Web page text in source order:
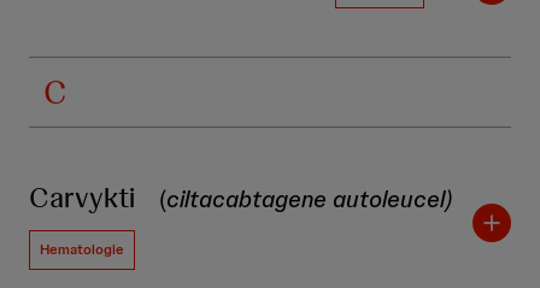
C
Carvykti (ciltacabtagene autoleucel)
Hematologie